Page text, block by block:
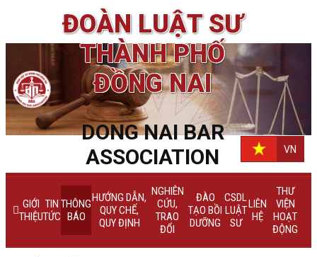
ĐOÀN LUẬT SƯ
THÀNH PHỐ
ĐỒNG NAI
DONG NAI BAR
ASSOCIATION
VN
GIỚI
THIỆU
TIN
TỨC
THÔNG
BÁO
HƯỚNG DẪN,
QUY CHẾ,
QUY ĐỊNH
NGHIÊN
CỨU,
TRAO
ĐỔI
ĐÀO
TẠO BỒI
DƯỠNG
CSDL
LUẬT
SƯ
LIÊN
HỆ
THƯ
VIỆN
HOẠT
ĐỘNG